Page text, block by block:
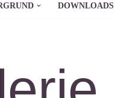
DOWNLOADS